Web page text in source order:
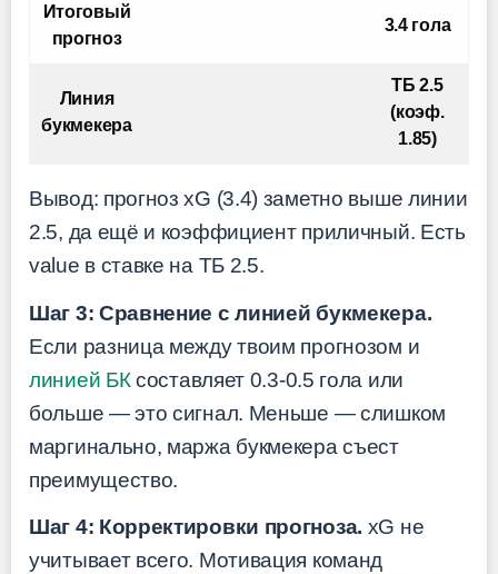
Итоговый
прогноз
3.4 гола
Линия
букмекера
ТБ 2.5
(коэф.
1.85)
Вывод: прогноз xG (3.4) заметно выше линии
2.5, да ещё и коэффициент приличный. Есть
value в ставке на ТБ 2.5.
Шаг 3: Сравнение с линией букмекера.
Если разница между твоим прогнозом и
линией БКсоставляет 0.3-0.5 гола или
больше — это сигнал. Меньше — слишком
маргинально, маржа букмекера съест
преимущество.
Шаг 4: Корректировки прогноза. xG не
учитывает всего. Мотивация команд